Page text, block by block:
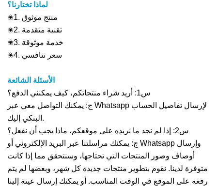
لماذا تختارنا؟
✬1. منتج موثوق
✬2. تقنية متقدمة
✬3. خدمة موثوقة
✬4. سعر تنافسي
الأسئلة الشائعة
س1: أريد شراء منتجاتكم، كيف يمكنني الدفع؟
ج: يمكنك التواصل معي عبر Whatsapp لإرسال تفاصيل الحساب
البنكي إليك.
س2: إذا لم نجد ما نريده على موقعكم، ماذا يجب أن نفعل؟
ج: يمكنك مراسلتنا عبر البريد الإلكتروني أو Whatsapp وإرسال
أوصاف وصور المنتجات التي تحتاجها، وسنتحقق مما إذا كانت
متوفرة لدينا. نقوم بتطوير منتجات جديدة كل شهر، وبعضها لم يتم
رفعه على الموقع في الوقت المناسب. أو يمكنك إرسال عينة إلينا